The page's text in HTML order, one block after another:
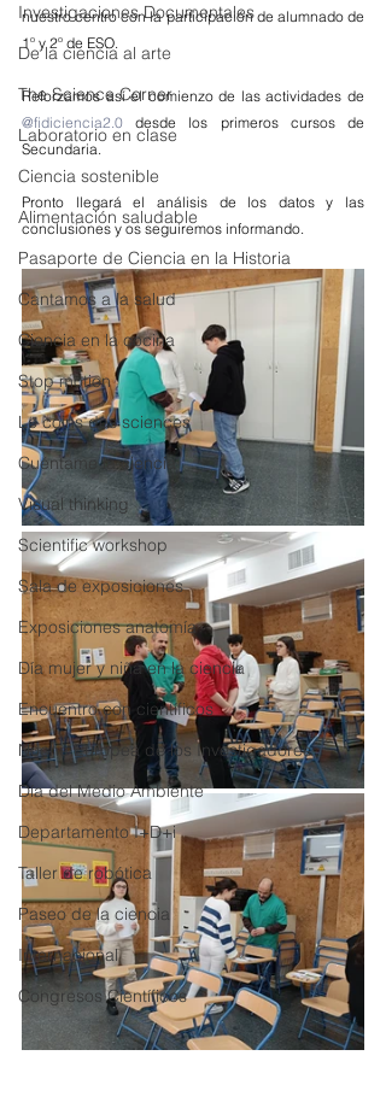
Investigaciones Documentales
De la ciencia al arte
The Science Corner
Laboratorio en clase
Ciencia sostenible
Alimentación saludable
Pasaporte de Ciencia en la Historia
Cantamos a la salud
Ciencia en la cocina
Stop motion
Le coins des sciences
Cuéntame la ciencia
Visual thinking
Scientific workshop
Sala de exposiciones
Exposiciones anatomía
Día mujer y niña en la ciencia
Encuentro con científicos
Noche Europea de los Investigadores
Día del Medio Ambiente
Departamento I+D+i
Taller de robótica
Paseo de la ciencia
Internacional
Congresos Científicos
nuestro centro con la participación de alumnado de
1º y 2º de ESO.
@fidiciencia2.0 desde los primeros cursos de
Secundaria.
Pronto llegará el análisis de los datos y las
conclusiones y os seguiremos informando.